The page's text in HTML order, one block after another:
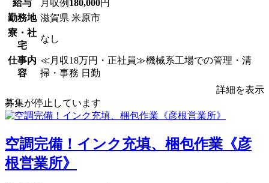
給与 月収例 180,000円
勤務地 滋賀県 米原市
寮・社
宅
なし
仕事内
容
≪月収18万円・正社員≫機械系工場での管理・清
掃・事務 日勤
詳細を表示
募集が停止しています
空調完備！インク充填、梱包作業《彦
根営業所》